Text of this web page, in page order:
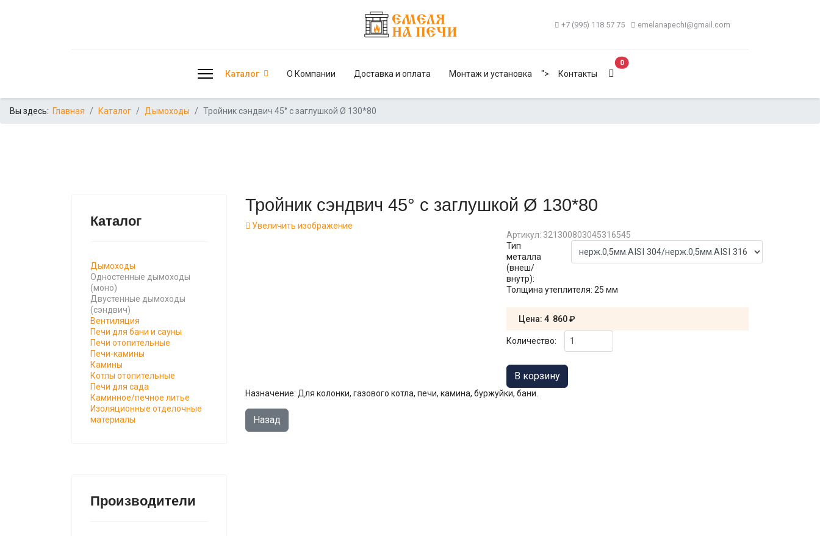
+7 (995) 118 57 75 emelanapechi@gmail.com
Каталог О Компании Доставка и оплата Монтаж и установка "> Контакты
0В корзину
Вы здесь: Главная Каталог Дымоходы Тройник сэндвич 45° с заглушкой Ø 130*80
Каталог
Дымоходы
Одностенные дымоходы
(моно)
Двустенные дымоходы
(сэндвич)
Вентиляция
Печи для бани и сауны
Печи отопительные
Печи-камины
Камины
Котлы отопительные
Печи для сада
Каминное/печное литье
Изоляционные отделочные
материалы
Производители
Тройник сэндвич 45° с заглушкой Ø 130*80
Увеличить изображение
Артикул: 321300803045316545
Тип
металла
(внеш/
внутр):
Толщина утеплителя: 25 мм
Цена: 4 860 ₽
Количество:
Назначение: Для колонки, газового котла, печи, камина, буржуйки, бани.